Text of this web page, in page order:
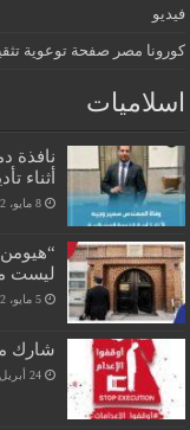
فيديو
كورونا مصر صفحة توعوية
اسلاميات
نافذة
أثناء
8 مايو، 2022
ليست
5 مايو، 2022
شارك
24 أبريل، 2022